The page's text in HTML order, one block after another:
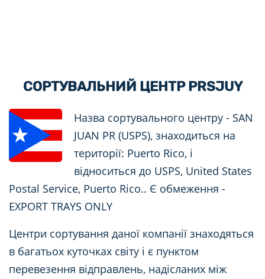
СОРТУВАЛЬНИЙ ЦЕНТР PRSJUY
Назва сортувального центру - SAN
JUAN PR (USPS), знаходиться на
території: Puerto Rico, і
відноситься до USPS, United States
Postal Service, Puerto Rico.. Є обмеження -
EXPORT TRAYS ONLY
Центри сортування даної компанії знаходяться
в багатьох куточках світу і є пунктом
перевезення відправлень, надісланих між